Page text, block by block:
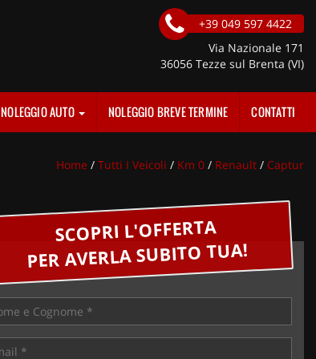
+39 049 597 4422
Via Nazionale 171
36056 Tezze sul Brenta (VI)
NOLEGGIO AUTO NOLEGGIO BREVE TERMINE CONTATTI
Home / Tutti I Veicoli / Km 0 / Renault / Captur
SCOPRI L'OFFERTA
PER AVERLA SUBITO TUA!